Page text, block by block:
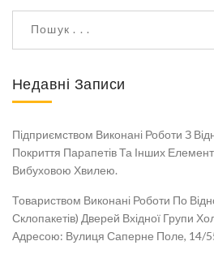
Недавні Записи
Підприємством Виконані Роботи З
Покриття Парапетів Та Інших
Вибуховою Хвилею.
Товариством Виконані Роботи По
Склопакетів) Дверей Вхідної Групи
Адресою: Вулиця Саперне Поле, 14/